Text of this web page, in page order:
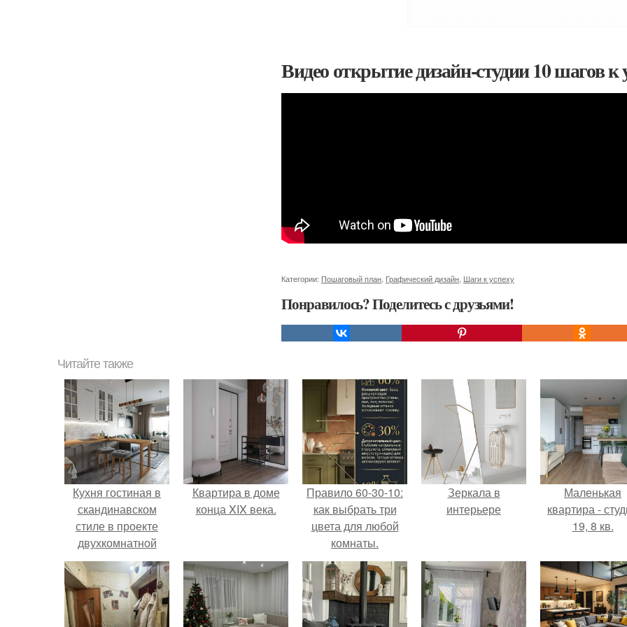
Видео открытие дизайн-студии 10 шагов к
Категории: Пошаговый план Графический дизайн Шаги к успеху
Понравилось? Поделитесь с друзьями!
Читайте также
Кухня гостиная в
скандинавском
стиле в проекте
двухкомнатной
квартиры
Квартира в доме
конца XIX века.
Правило 60-30-10:
как выбрать три
цвета для любой
комнаты.
Зеркала в
интерьере
Маленькая
квартира -
19, 8 кв.